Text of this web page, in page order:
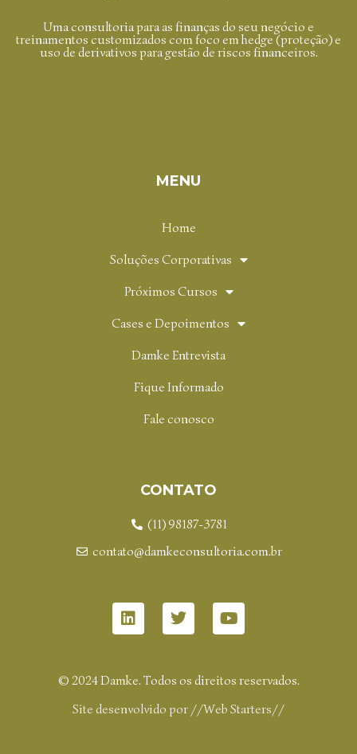
Uma consultoria para as finanças do seu negócio e
treinamentos customizados com foco em hedge (proteção) e
uso de derivativos para gestão de riscos financeiros.
MENU
Home
Soluções Corporativas
Próximos Cursos
Cases e Depoimentos
Damke Entrevista
Fique Informado
Fale conosco
CONTATO
(11) 98187-3781
contato@damkeconsultoria.com.br
© 2024 Damke. Todos os direitos reservados.
Site desenvolvido por //Web Starters//